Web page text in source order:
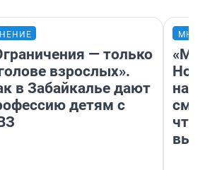
— только
взрослых».
в Забайкалье дают
детям с
«Мы